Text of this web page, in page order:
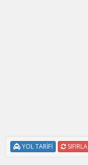
YOL TARİFİ SIFIRLA